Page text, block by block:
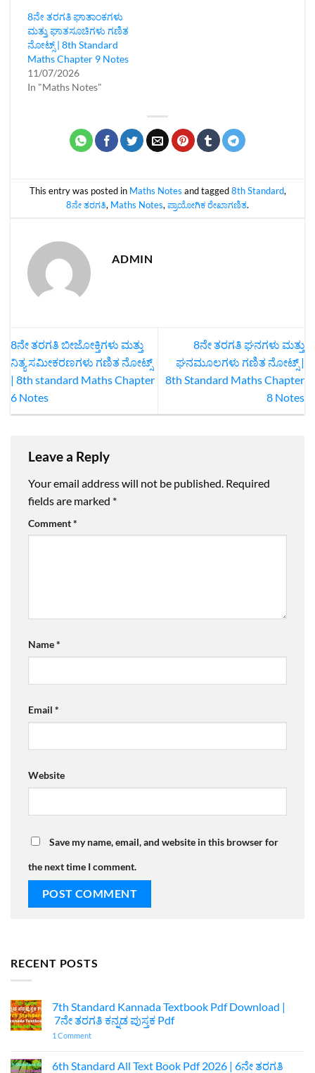
8ನೇ ತರಗತಿ ಘಾತಾಂಕಗಳು
ಮತ್ತು ಘಾತಸೂಚಿಗಳು ಗಣಿತ
ನೋಟ್ಸ್‌ | 8th Standard
Maths Chapter 9 Notes
11/07/2026
In "Maths Notes"
This entry was posted in Maths Notes and tagged8th Standard,
8ನೇ ತರಗತಿ, Maths Notes, ಪ್ರಾಯೋಗಿಕ ರೇಖಾಗಣಿತ.
ADMIN
8ನೇ ತರಗತಿ ಬೀಜೋಕ್ತಿಗಳು ಮತ್ತು
ನಿತ್ಯ ಸಮೀಕರಣಗಳು ಗಣಿತ ನೋಟ್ಸ್‌
| 8th standard Maths Chapter
6 Notes
8ನೇ ತರಗತಿ ಘನಗಳು ಮತ್ತು
ಘನಮೂಲಗಳು ಗಣಿತ ನೋಟ್ಸ್‌ |
8th Standard Maths Chapter
8 Notes
Leave a Reply
Your email address will not be published. Required
fields are marked *
Comment*
Name*
Email *
Website
Save my name, email, and website in this browser for
the next time I comment.
RECENT POSTS
7th Standard Kannada Textbook Pdf Download |
7ನೇ ತರಗತಿ ಕನ್ನಡ ಪುಸ್ತಕ Pdf
1 Commenton
Kannada
Textbook
6th Standard All Text Book Pdf 2026 | 6ನೇ ತರಗತಿ